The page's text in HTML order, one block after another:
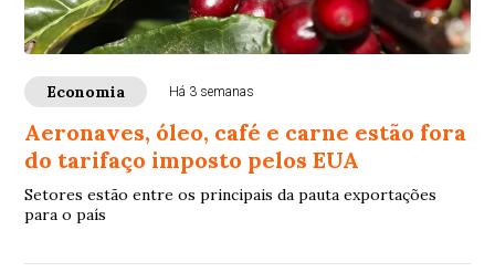
Economia Há 3 semanas
Aeronaves, óleo, café e carne estão fora
do tarifaço imposto pelos EUA
Setores estão entre os principais da pauta exportações
para o país